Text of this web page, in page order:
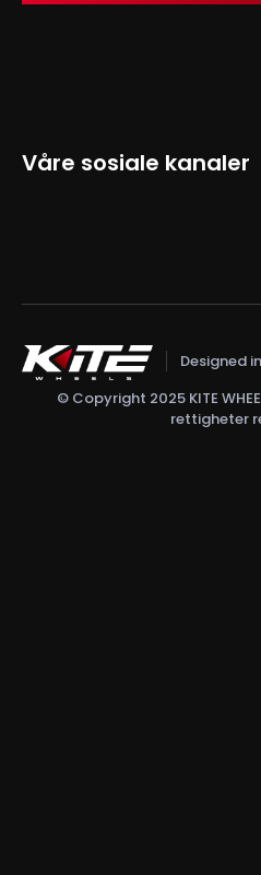
Våre sosiale kanaler
Designed
© Copyright 2025 KITE
rettigheter